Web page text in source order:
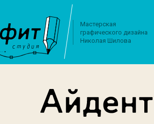
Мастерская
графического дизайна
Николая Шилова